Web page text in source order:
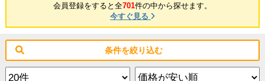
会員登録をすると全701件の中から探せます。
今すぐ見る
条件を絞り込む